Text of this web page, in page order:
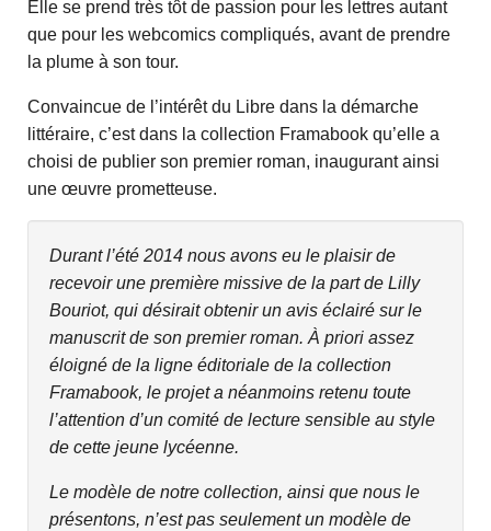
Elle se prend très tôt de passion pour les lettres autant
que pour les webcomics compliqués, avant de prendre
la plume à son tour.
Convaincue de l’intérêt du Libre dans la démarche
littéraire, c’est dans la collection Framabook qu’elle a
choisi de publier son premier roman, inaugurant ainsi
une œuvre prometteuse.
Durant l’été 2014 nous avons eu le plaisir de
recevoir une première missive de la part de Lilly
Bouriot, qui désirait obtenir un avis éclairé sur le
manuscrit de son premier roman. À priori assez
éloigné de la ligne éditoriale de la collection
Framabook, le projet a néanmoins retenu toute
l’attention d’un comité de lecture sensible au style
de cette jeune lycéenne.
Le modèle de notre collection, ainsi que nous le
présentons, n’est pas seulement un modèle de